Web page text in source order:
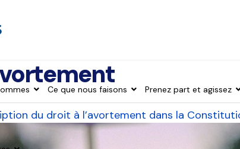
Ce que nous faisons Prenez part et agissez
du droit à l’avortement dans la